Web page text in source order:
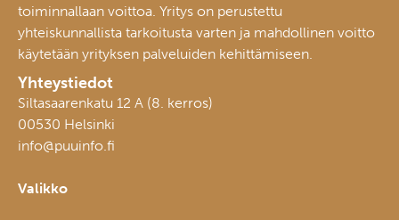
toiminnallaan voittoa. Yritys on perustettu
yhteiskunnallista tarkoitusta varten ja mahdollinen voitto
käytetään yrityksen palveluiden kehittämiseen.
Yhteystiedot
Siltasaarenkatu 12 A (8. kerros)
00530 Helsinki
info@puuinfo.fi
Valikko